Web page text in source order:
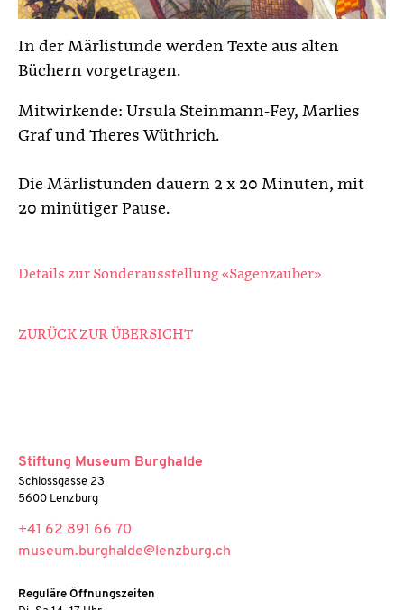
In der Märlistunde werden Texte aus alten
Büchern vorgetragen.
Mitwirkende: Ursula Steinmann-Fey, Marlies
Graf und Theres Wüthrich.
Die Märlistunden dauern 2 x 20 Minuten, mit
20 minütiger Pause.
Details zur Sonderausstellung «Sagenzauber»
ZURÜCK ZUR ÜBERSICHT
Stiftung Museum Burghalde
Schlossgasse 23
5600 Lenzburg
+41 62 891 66 70
museum.burghalde@lenzburg.ch
Reguläre Öffnungszeiten